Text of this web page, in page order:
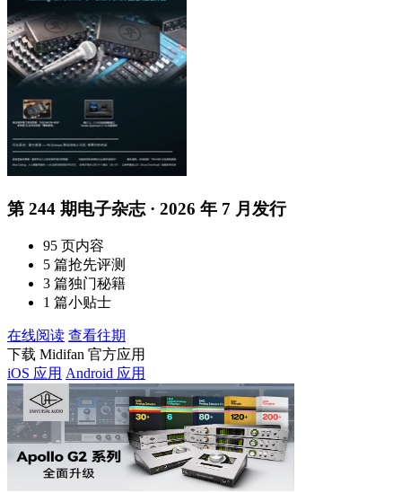
第 244 期电子杂志 · 2026 年 7 月发行
95 页内容
5 篇抢先评测
3 篇独门秘籍
1 篇小贴士
在线阅读 查看往期
下载 Midifan 官方应用
iOS 应用 Android 应用